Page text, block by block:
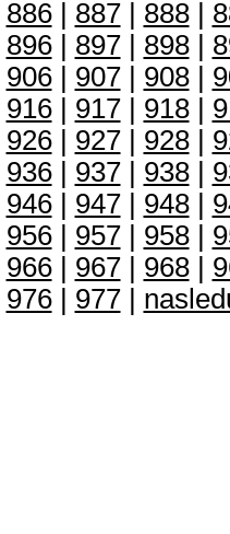
886| 887| 888|
896| 897| 898|
906| 907| 908|
916| 917| 918|
926| 927| 928|
936| 937| 938|
946| 947| 948|
956| 957| 958|
966| 967| 968|
976| 977|